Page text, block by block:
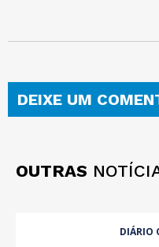
DEIXE UM
OUTRAS
DIÁRIO